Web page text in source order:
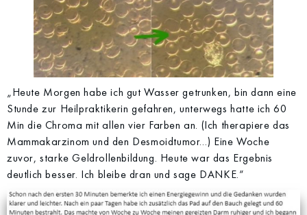
„Heute Morgen habe ich gut Wasser getrunken, bin dann eine
Stunde zur Heilpraktikerin gefahren, unterwegs hatte ich 60
Min die Chroma mit allen vier Farben an. (Ich therapiere das
Mammakarzinom und den Desmoidtumor…) Eine Woche
zuvor, starke Geldrollenbildung. Heute war das Ergebnis
deutlich besser. Ich bleibe dran und sage DANKE.“